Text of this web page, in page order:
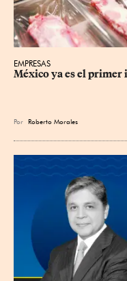
EMPRESAS
México ya es el primer
Por Roberto Morales